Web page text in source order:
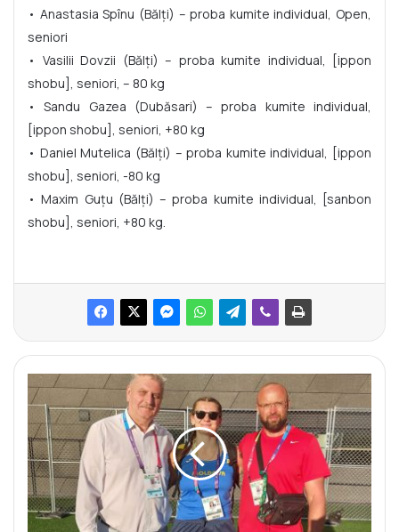
• Anastasia Spînu (Bălți) – proba kumite individual, Open,
seniori
• Vasilii Dovzii (Bălți) – proba kumite individual, [ippon
shobu], seniori, – 80 kg
• Sandu Gazea (Dubăsari) – proba kumite individual,
[ippon shobu], seniori, +80 kg
• Daniel Mutelica (Bălți) – proba kumite individual, [ippon
shobu], seniori, -80 kg
• Maxim Guțu (Bălți) – proba kumite individual, [sanbon
shobu], seniori, +80 kg.
A
l
e
x
a
n
d
r